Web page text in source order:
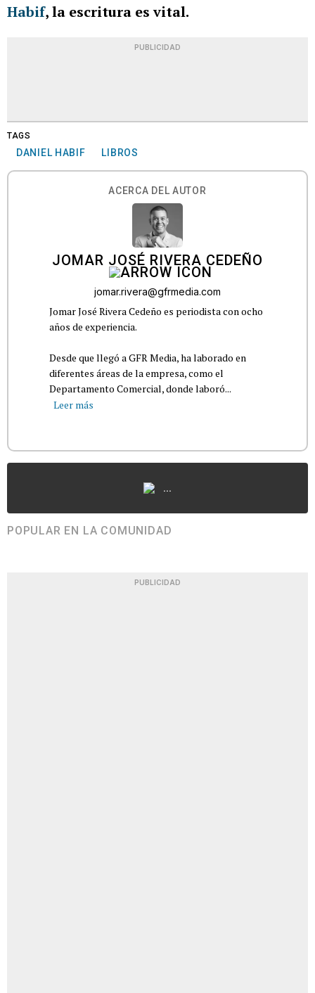
Habif, la escritura es vital.
PUBLICIDAD
TAGS
DANIEL HABIF LIBROS
ACERCA DEL AUTOR
JOMAR JOSÉ RIVERA CEDEÑO
jomar.rivera@gfrmedia.com
Jomar José Rivera Cedeño es periodista con ocho
años de experiencia.
Desde que llegó a GFR Media, ha laborado en
diferentes áreas de la empresa, como el
Departamento Comercial, donde laboró...
Leer más
...
POPULAR EN LA COMUNIDAD
PUBLICIDAD